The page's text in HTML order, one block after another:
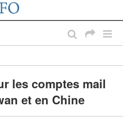
les comptes mail
et en Chine